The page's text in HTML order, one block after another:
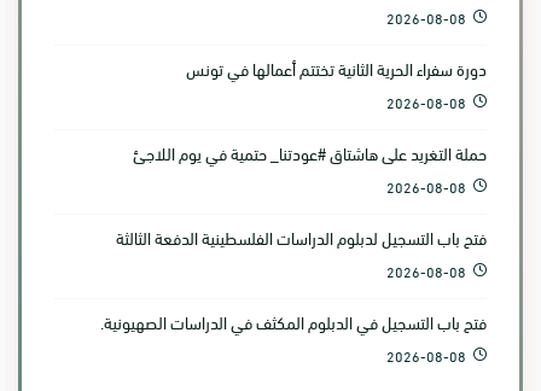
2026-08-08
دورة سفراء الحرية الثانية تختتم أعمالها في تونس
2026-08-08
حملة التغريد على هاشتاق #عودتنا_ حتمية في يوم اللاجئ
2026-08-08
فتح باب التسجيل لدبلوم الدراسات الفلسطينية الدفعة الثالثة
2026-08-08
فتح باب التسجيل في الدبلوم المكثف في الدراسات الصهيونية.
2026-08-08